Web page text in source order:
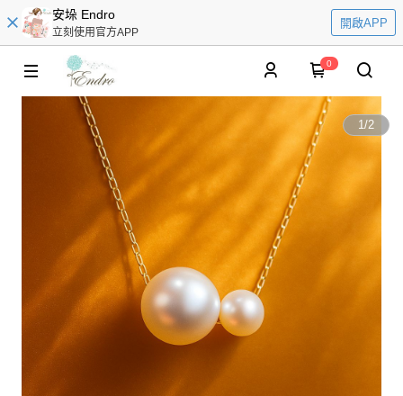
安垛 Endro
立刻使用官方APP
開啟APP
0
1/2